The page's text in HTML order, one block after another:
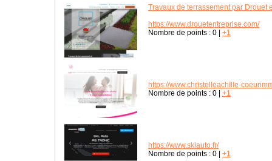
Travaux de terrassement par Drouet
https://www.drouetentreprise.com/
Nombre de points : 0 +1
https://www.christelleachille-
Nombre de points : 0 +1
https://www.sklauto.fr/
Nombre de points : 0 +1